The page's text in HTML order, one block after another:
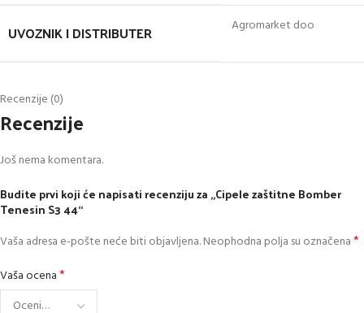
UVOZNIK I DISTRIBUTER Agromarket doo
Recenzije (0)
Recenzije
Još nema komentara.
Budite prvi koji će napisati recenziju za „Cipele zaštitne Bomber
Tenesin S3 44“
Vaša adresa e-pošte neće biti objavljena.Neophodna polja su označena*
Vaša ocena*